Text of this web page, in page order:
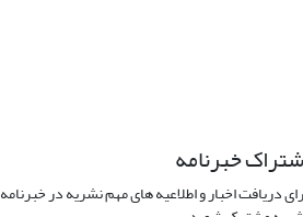
خبرنامه
دریافت اخبار و اطلاعیه های مهم نشریه در خبرنامه